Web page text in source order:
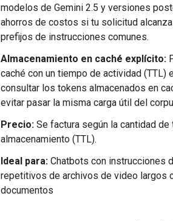
modelos de Gemini 2.5 y versiones
ahorros de costos si tu solicitud
prefijos de instrucciones comunes.
Almacenamiento en caché explícito:
caché con un tiempo de actividad (TTL)
consultar los tokens almacenados en
evitar pasar la misma carga útil del
Precio: Se factura según la cantidad
almacenamiento (TTL).
Ideal para: Chatbots con instrucciones
repetitivos de archivos de video largos
documentos